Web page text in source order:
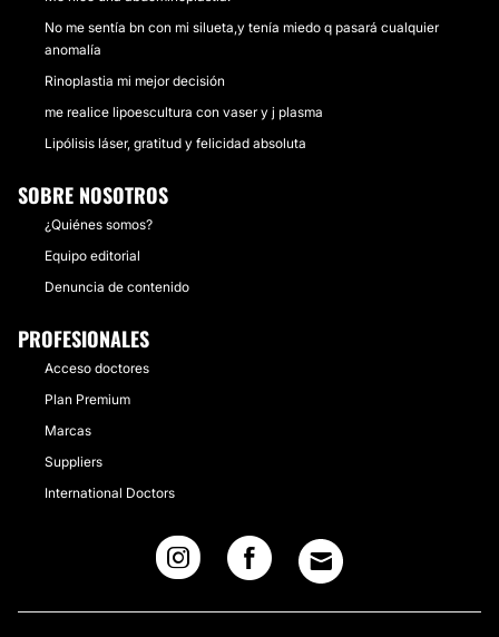
No me sentía bn con mi silueta,y tenía miedo q pasará cualquier
anomalía
Rinoplastia mi mejor decisión
me realice lipoescultura con vaser y j plasma
Lipólisis láser, gratitud y felicidad absoluta
SOBRE NOSOTROS
¿Quiénes somos?
Equipo editorial
Denuncia de contenido
PROFESIONALES
Acceso doctores
Plan Premium
Marcas
Suppliers
International Doctors